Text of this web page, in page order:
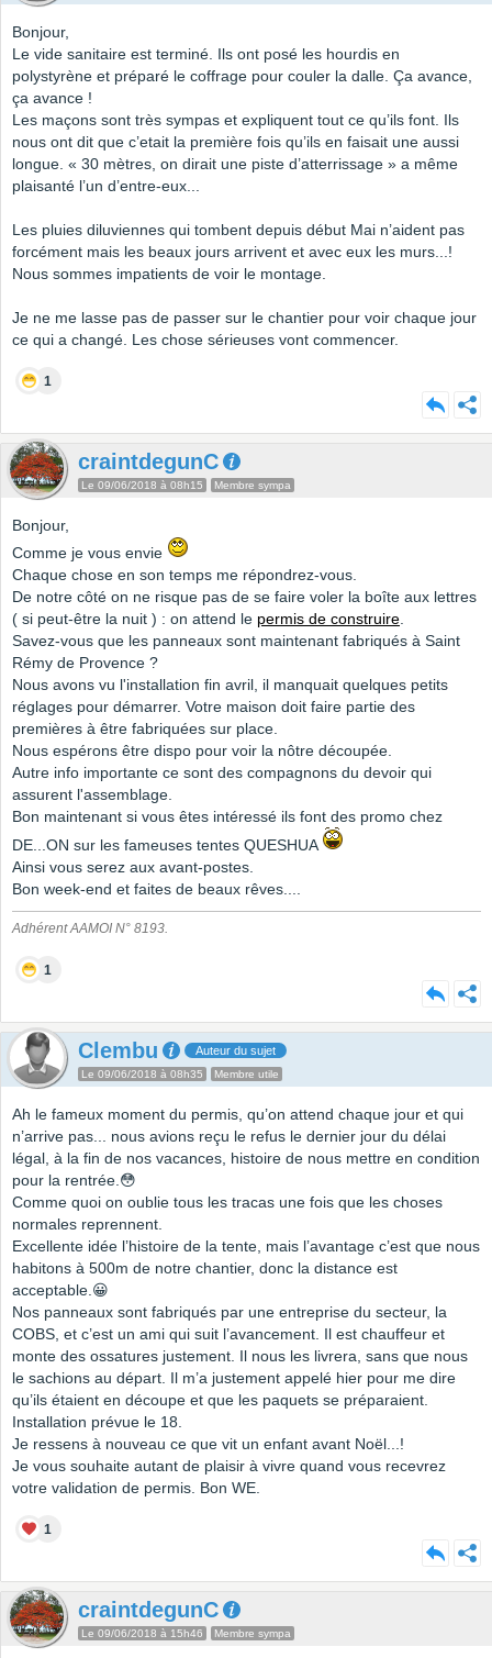
Bonjour,
Le vide sanitaire est terminé. Ils ont posé les hourdis en
polystyrène et préparé le coffrage pour couler la dalle. Ça avance,
ça avance !
Les maçons sont très sympas et expliquent tout ce qu’ils font. Ils
nous ont dit que c’etait la première fois qu’ils en faisait une aussi
longue. « 30 mètres, on dirait une piste d’atterrissage » a même
plaisanté l’un d’entre-eux...
Les pluies diluviennes qui tombent depuis début Mai n’aident pas
forcément mais les beaux jours arrivent et avec eux les murs...!
Nous sommes impatients de voir le montage.
Je ne me lasse pas de passer sur le chantier pour voir chaque jour
ce qui a changé. Les chose sérieuses vont commencer.
1
craintdegunC
Le 09/06/2018 à 08h15 Membre sympa
Bonjour,
Comme je vous envie
Chaque chose en son temps me répondrez-vous.
De notre côté on ne risque pas de se faire voler la boîte aux lettres
( si peut-être la nuit ) : on attend le permis de construire.
Savez-vous que les panneaux sont maintenant fabriqués à Saint
Rémy de Provence ?
Nous avons vu l'installation fin avril, il manquait quelques petits
réglages pour démarrer. Votre maison doit faire partie des
premières à être fabriquées sur place.
Nous espérons être dispo pour voir la nôtre découpée.
Autre info importante ce sont des compagnons du devoir qui
assurent l'assemblage.
Bon maintenant si vous êtes intéressé ils font des promo chez
DE...ON sur les fameuses tentes QUESHUA
Ainsi vous serez aux avant-postes.
Bon week-end et faites de beaux rêves....
Adhérent AAMOI N° 8193.
1
Clembu Auteur du sujet
Le 09/06/2018 à 08h35 Membre utile
Ah le fameux moment du permis, qu’on attend chaque jour et qui
n’arrive pas... nous avions reçu le refus le dernier jour du délai
légal, à la fin de nos vacances, histoire de nous mettre en condition
pour la rentrée.😳
Comme quoi on oublie tous les tracas une fois que les choses
normales reprennent.
Excellente idée l’histoire de la tente, mais l’avantage c’est que nous
habitons à 500m de notre chantier, donc la distance est
acceptable.😀
Nos panneaux sont fabriqués par une entreprise du secteur, la
COBS, et c’est un ami qui suit l’avancement. Il est chauffeur et
monte des ossatures justement. Il nous les livrera, sans que nous
le sachions au départ. Il m’a justement appelé hier pour me dire
qu’ils étaient en découpe et que les paquets se préparaient.
Installation prévue le 18.
Je ressens à nouveau ce que vit un enfant avant Noël...!
Je vous souhaite autant de plaisir à vivre quand vous recevrez
votre validation de permis. Bon WE.
1
craintdegunC
Le 09/06/2018 à 15h46 Membre sympa